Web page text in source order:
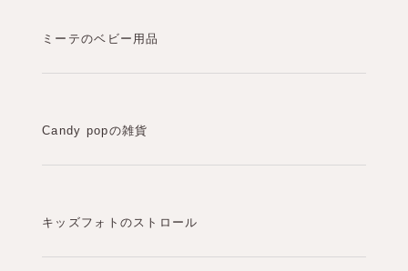
ミーテのベビー用品
Candy popの雑貨
キッズフォトのストロール